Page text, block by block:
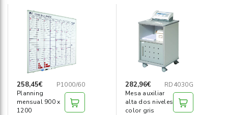
258,45€
P1000/60
Planning
mensual 900 x
1200
282,96€
RD4030G
Mesa auxiliar
alta dos niveles
color gris